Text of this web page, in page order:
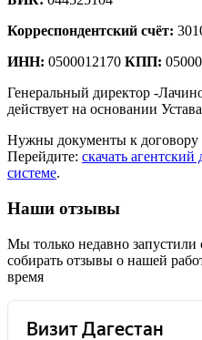
Корреспондентский счёт:
ИНН: 0500012170 КПП:
Генеральный директор -
действует на основании
Нужны документы к договору
Перейдите: скачать агентский
системе.
Наши отзывы
Мы только недавно запустили
собирать отзывы о нашей
время